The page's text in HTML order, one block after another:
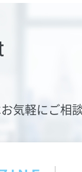
気軽にご相